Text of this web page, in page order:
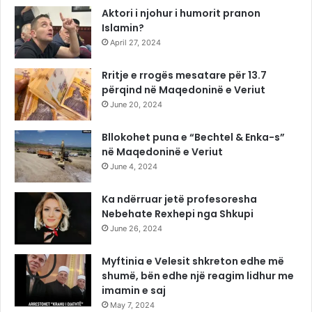
Aktori i njohur i humorit pranon
Islamin?
April 27, 2024
Rritje e rrogës mesatare për 13.7
përqind në Maqedoninë e Veriut
June 20, 2024
Bllokohet puna e “Bechtel & Enka-s”
në Maqedoninë e Veriut
June 4, 2024
Ka ndërruar jetë profesoresha
Nebehate Rexhepi nga Shkupi
June 26, 2024
Myftinia e Velesit shkreton edhe më
shumë, bën edhe një reagim lidhur me
imamin e saj
May 7, 2024